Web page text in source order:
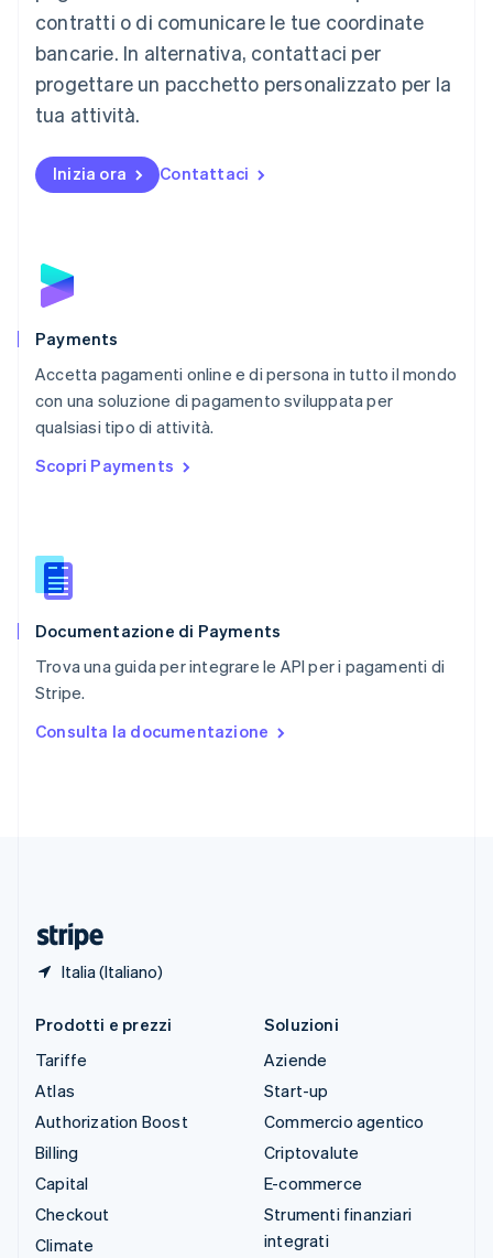
contratti o di comunicare le tue coordinate
bancarie. In alternativa, contattaci per
progettare un pacchetto personalizzato per la
tua attività.
Inizia ora Contattaci
Payments
Accetta pagamenti online e di persona in tutto il mondo
con una soluzione di pagamento sviluppata per
qualsiasi tipo di attività.
Scopri Payments
Documentazione di Payments
Trova una guida per integrare le API per i pagamenti di
Stripe.
Consulta la documentazione
Italia (Italiano)
Malaysia
English 简体中文
Malta
Messico
EspañolEnglish
English
Nuova Zelanda
Polonia
English
Português
English简体中文
Regno Unito
English
English
English
Slovacchia
Slovenia
Spagna
Español
English Español简体中文
Prodotti e prezzi
Tariffe
Atlas
Authorization Boost
Billing
Capital
Checkout
Climate
Soluzioni
Aziende
Start-up
Commercio agentico
Criptovalute
E-commerce
Strumenti finanziari
integrati